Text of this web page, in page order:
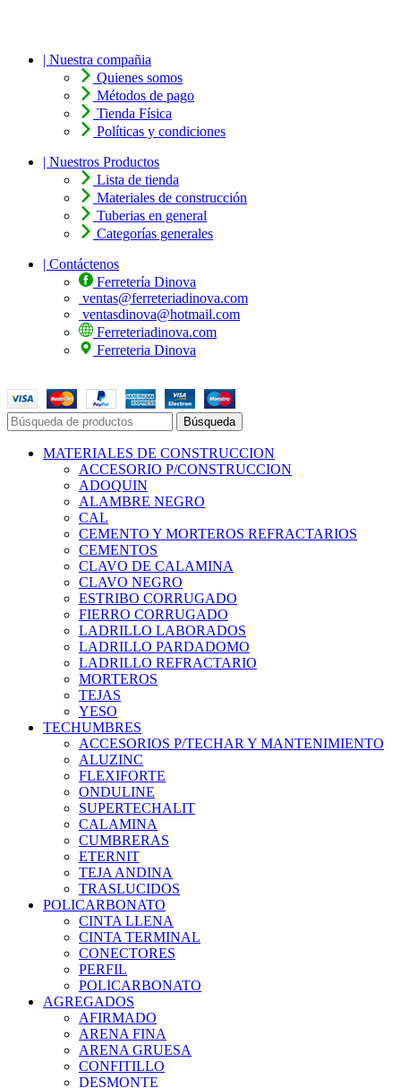
| Nuestra compañia
Quienes somos
Métodos de pago
Tienda Física
Políticas y condiciones
| Nuestros Productos
Lista de tienda
Materiales de construcción
Tuberias en general
Categorías generales
| Contáctenos
Ferretería Dinova
ventas@ferreteriadinova.com
ventasdinova@hotmail.com
Ferreteriadinova.com
Ferreteria Dinova
Búsqueda
MATERIALES DE CONSTRUCCION
ACCESORIO P/CONSTRUCCION
ADOQUIN
ALAMBRE NEGRO
CAL
CEMENTO Y MORTEROS REFRACTARIOS
CEMENTOS
CLAVO DE CALAMINA
CLAVO NEGRO
ESTRIBO CORRUGADO
FIERRO CORRUGADO
LADRILLO LABORADOS
LADRILLO PARDADOMO
LADRILLO REFRACTARIO
MORTEROS
TEJAS
YESO
TECHUMBRES
ACCESORIOS P/TECHAR Y MANTENIMIENTO
ALUZINC
FLEXIFORTE
ONDULINE
SUPERTECHALIT
CALAMINA
CUMBRERAS
ETERNIT
TEJA ANDINA
TRASLUCIDOS
POLICARBONATO
CINTA LLENA
CINTA TERMINAL
CONECTORES
PERFIL
POLICARBONATO
AGREGADOS
AFIRMADO
ARENA FINA
ARENA GRUESA
CONFITILLO
DESMONTE